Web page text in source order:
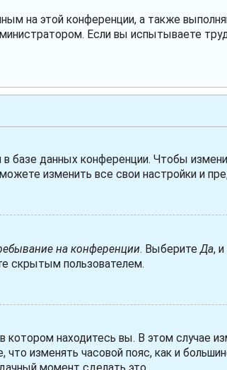
на этой конференции, а также
Если вы испытываете
базе данных конференции. Чтобы
изменить все свои настройки и
на конференции. ВыберитеДа,
скрытым пользователем.
находитесь вы. В этом случае
изменять часовой пояс, как и